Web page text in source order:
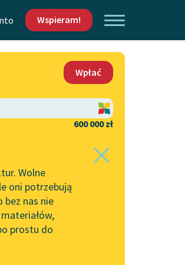
Wspieram!
wykorzystania
Lektur
promocyjne
Wpłać
600 000 zł
Wolne
oni potrzebują
nas nie
prostu do